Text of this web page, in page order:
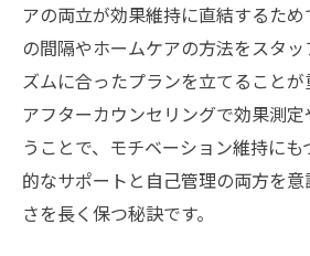
アの両立が効果維持に直結するた
の間隔やホームケアの方法をスタ
ズムに合ったプランを立てることが
アフターカウンセリングで効果測
うことで、モチベーション維持に
的なサポートと自己管理の両方を
さを長く保つ秘訣です。